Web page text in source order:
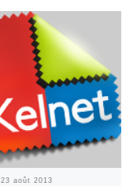
23 août 2013